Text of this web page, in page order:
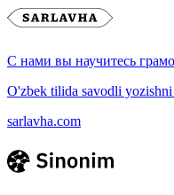
С нами вы научитесь
O'zbek tilida savodli
sarlavha.com